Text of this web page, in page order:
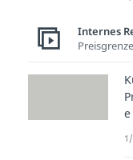
Internes
e